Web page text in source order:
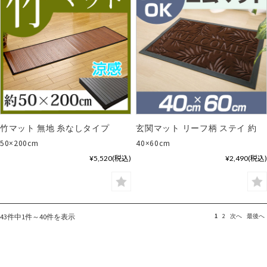
竹マット 無地 糸なしタイプ
50×200cm
¥5,520(税込)
玄関マット リーフ柄 ステイ 約
40×60cm
¥2,490(税込)
43件中1件～40件を表示 1 2 次へ 最後へ